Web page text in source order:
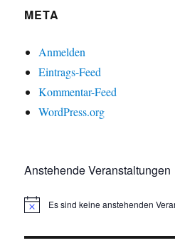
META
Anmelden
Eintrags-Feed
Kommentar-Feed
WordPress.org
Anstehende Veranstaltungen
H
Es sind keine anstehenden